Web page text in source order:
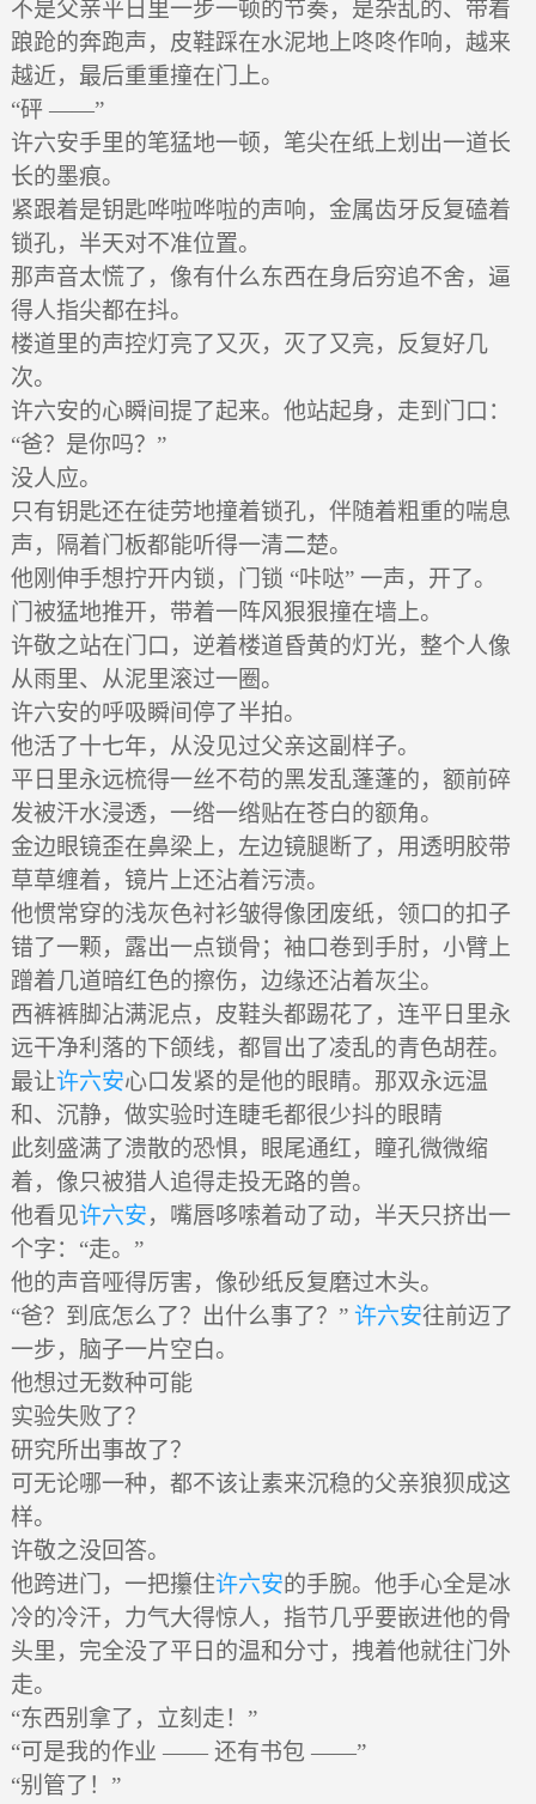
不是父亲平日里一步一顿的节奏，是杂乱的、带着
踉跄的奔跑声，皮鞋踩在水泥地上咚咚作响，越来
越近，最后重重撞在门上。
“砰 ——”
许六安手里的笔猛地一顿，笔尖在纸上划出一道长
长的墨痕。
紧跟着是钥匙哗啦哗啦的声响，金属齿牙反复磕着
锁孔，半天对不准位置。
那声音太慌了，像有什么东西在身后穷追不舍，逼
得人指尖都在抖。
楼道里的声控灯亮了又灭，灭了又亮，反复好几
次。
许六安的心瞬间提了起来。他站起身，走到门口：
“爸？是你吗？”
没人应。
只有钥匙还在徒劳地撞着锁孔，伴随着粗重的喘息
声，隔着门板都能听得一清二楚。
他刚伸手想拧开内锁，门锁 “咔哒” 一声，开了。
门被猛地推开，带着一阵风狠狠撞在墙上。
许敬之站在门口，逆着楼道昏黄的灯光，整个人像
从雨里、从泥里滚过一圈。
许六安的呼吸瞬间停了半拍。
他活了十七年，从没见过父亲这副样子。
平日里永远梳得一丝不苟的黑发乱蓬蓬的，额前碎
发被汗水浸透，一绺一绺贴在苍白的额角。
金边眼镜歪在鼻梁上，左边镜腿断了，用透明胶带
草草缠着，镜片上还沾着污渍。
他惯常穿的浅灰色衬衫皱得像团废纸，领口的扣子
错了一颗，露出一点锁骨；袖口卷到手肘，小臂上
蹭着几道暗红色的擦伤，边缘还沾着灰尘。
西裤裤脚沾满泥点，皮鞋头都踢花了，连平日里永
远干净利落的下颌线，都冒出了凌乱的青色胡茬。
最让许六安心口发紧的是他的眼睛。那双永远温
和、沉静，做实验时连睫毛都很少抖的眼睛
此刻盛满了溃散的恐惧，眼尾通红，瞳孔微微缩
着，像只被猎人追得走投无路的兽。
他看见许六安，嘴唇哆嗦着动了动，半天只挤出一
个字：“走。”
他的声音哑得厉害，像砂纸反复磨过木头。
“爸？到底怎么了？出什么事了？” 许六安往前迈了
一步，脑子一片空白。
他想过无数种可能
实验失败了？
研究所出事故了？
可无论哪一种，都不该让素来沉稳的父亲狼狈成这
样。
许敬之没回答。
他跨进门，一把攥住许六安的手腕。他手心全是冰
冷的冷汗，力气大得惊人，指节几乎要嵌进他的骨
头里，完全没了平日的温和分寸，拽着他就往门外
走。
“东西别拿了，立刻走！”
“可是我的作业 —— 还有书包 ——”
“别管了！”